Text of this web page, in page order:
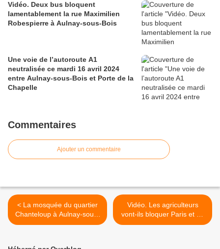
Vidéo. Deux bus bloquent
lamentablement la rue Maximilien
Robespierre à Aulnay-sous-Bois
Une voie de l’autoroute A1
neutralisée ce mardi 16 avril 2024
entre Aulnay-sous-Bois et Porte de la
Chapelle
Commentaires
Ajouter un commentaire
< La mosquée du quartier
Chanteloup à Aulnay-sous-
Bois victime d’un vol ?
Vidéo. Les agriculteurs
vont-ils bloquer Paris et sa
banlieue ? >